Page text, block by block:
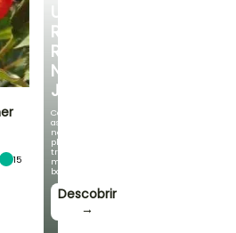
UM
RECANTO
REFRESCANTE
NO
JARDIM
Com
as
nossas
plantas
trepadeiras
mais
bonitas!
Descobrir
→
15